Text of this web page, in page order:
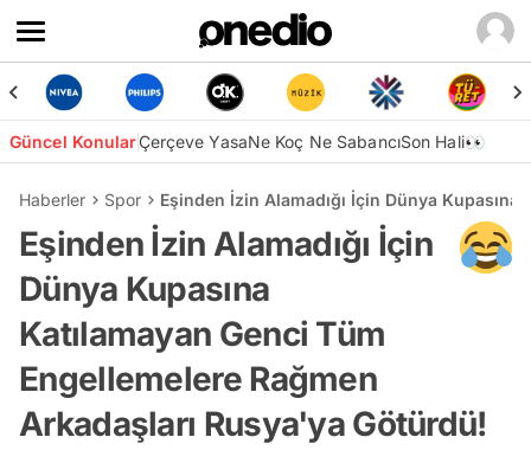
Güncel KonularÇerçeve YasaNe Koç Ne SabancıSon Hali👀
Haberler Spor Eşinden İzin Alamadığı İçin Dünya
Eşinden İzin Alamadığı İçin
Dünya Kupasına
Katılamayan Genci Tüm
Engellemelere Rağmen
Arkadaşları Rusya'ya Götürdü!